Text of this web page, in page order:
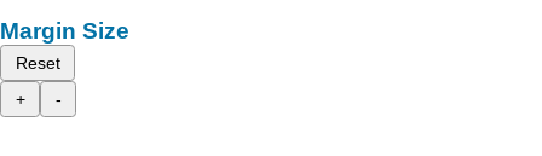
Margin Size
Reset
+
-